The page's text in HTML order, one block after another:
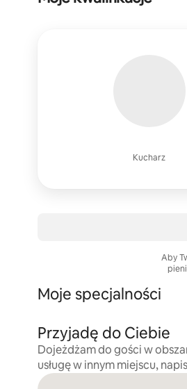
Kucharz
Aby
Moje specjalności
Przyjadę do Ciebie
Dojeżdżam do gości w
usługę w innym miejscu,